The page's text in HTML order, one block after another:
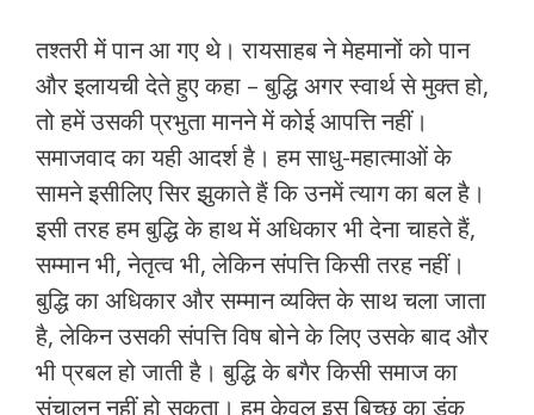
तश्तरी में पान आ गए थे। रायसाहब ने मेहमानों को पान
और इलायची देते हुए कहा – बुद्धि अगर स्वार्थ से मुक्त हो,
तो हमें उसकी प्रभुता मानने में कोई आपत्ति नहीं।
समाजवाद का यही आदर्श है। हम साधु-महात्माओं के
सामने इसीलिए सिर झुकाते हैं कि उनमें त्याग का बल है।
इसी तरह हम बुद्धि के हाथ में अधिकार भी देना चाहते हैं,
सम्मान भी, नेतृत्व भी, लेकिन संपत्ति किसी तरह नहीं।
बुद्धि का अधिकार और सम्मान व्यक्ति के साथ चला जाता
है, लेकिन उसकी संपत्ति विष बोने के लिए उसके बाद और
भी प्रबल हो जाती है। बुद्धि के बगैर किसी समाज का
संचालन नहीं हो सकता। हम केवल इस बिच्छू का डंक